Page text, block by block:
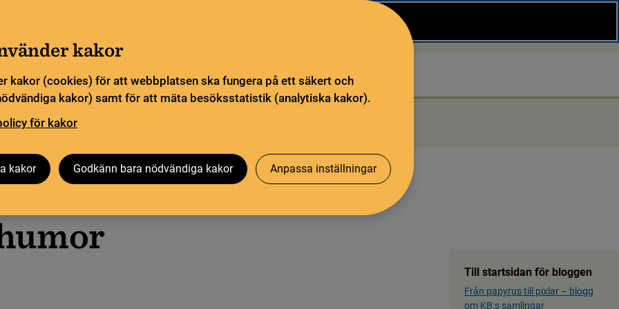
kakor
kakor (cookies) för att webbplatsen ska fungera på ett säkert och
kakor) samt för att mäta besöksstatistik (analytiska kakor).
för kakor
kakor Godkänn bara nödvändiga kakor Anpassa inställningar
Pliktleverans och ISBN Söktjänster
Besök oss
och husmoder
Till startsidan för bloggen
Från papyrus till pixlar ­– blog­g
om KB:s samling­ar